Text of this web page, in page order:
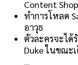
Content
ทำการโหลด
อาวุธ
ตัวละครจะได้
Duke ในขณะ